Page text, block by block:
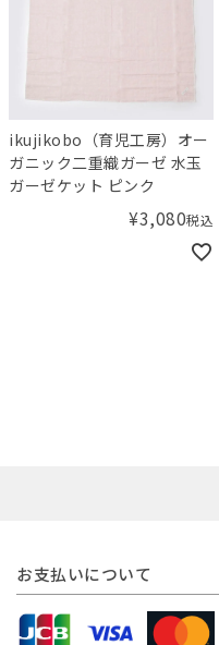
ikujikobo（育児工房）オー
ガニック二重織ガーゼ 水玉
ガーゼケット ピンク
¥3,080税込
お支払いについて